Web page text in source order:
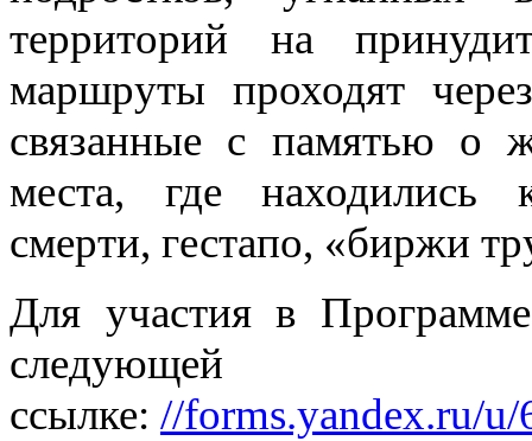
территорий на
маршруты проходят
связанные с памятью о
места, где находились
смерти, гестапо, «биржи
Для участия в
следующей
ссылке: //forms.yandex.ru/u/